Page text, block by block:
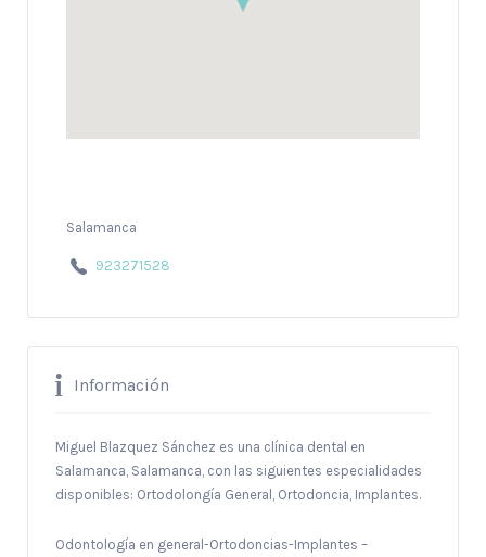
Salamanca
923271528
Información
Miguel Blazquez Sánchez es una clínica dental en
Salamanca, Salamanca, con las siguientes especialidades
disponibles: Ortodolongía General, Ortodoncia, Implantes.
Odontología en general-Ortodoncias-Implantes –